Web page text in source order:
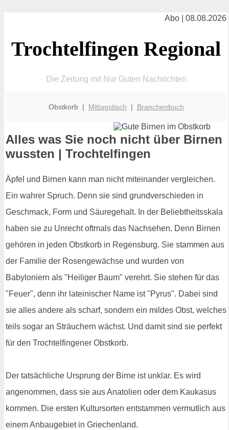
Abo | 08.08.2026
Trochtelfingen Regional
Die Zeitung mit Nur Guten Nachrichten
Obstkorb | Mittagstisch | Branchenbuch
Alles was Sie noch nicht über Birnen
wussten | Trochtelfingen
Äpfel und Birnen kann man nicht miteinander vergleichen.
Ein wahrer Spruch. Denn sie sind grundverschieden in
Geschmack, Form und Säuregehalt. In der Beliebtheitsskala
haben sie zu Unrecht oftmals das Nachsehen. Denn Birnen
gehören in jeden Obstkorb in Regensburg. Sie stammen aus
der Familie der Rosengewächse und wurden von
Babyloniern als "Heiliger Baum" verehrt. Sie stehen für das
"Feuer", denn ihr lateinischer Name ist "Pyrus". Dabei sind
sie alles andere als scharf, sondern ein mildes Obst, welches
teils sogar an Sträuchern wächst. Und damit sind sie perfekt
für den Trochtelfingener Obstkorb.
Der tatsächliche Ursprung der Birne ist unklar. Es wird
angenommen, dass sie aus Anatolien oder dem Kaukasus
kommen. Die ersten Kultursorten entstammen vermutlich aus
einem Anbaugebiet in Griechenland.